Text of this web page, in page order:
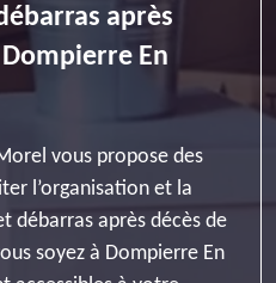
après
En
vous propose des
l’organisation et la
débarras après décès de
soyez à Dompierre En